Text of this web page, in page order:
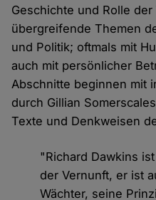
Geschichte und Rolle
übergreifende Themen
und Politik; oftmals mit
auch mit persönlicher
Abschnitte beginnen mit
durch Gillian
Texte und Denkweisen
"Richard Dawkins
der Vernunft, er ist
Wächter, seine